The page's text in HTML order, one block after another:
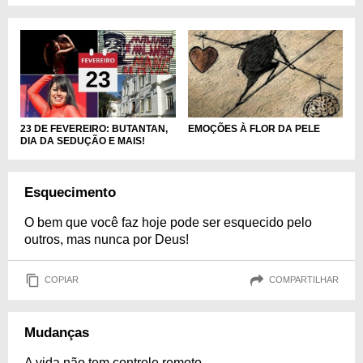
23 DE FEVEREIRO: BUTANTAN,
DIA DA SEDUÇÃO E MAIS!
EMOÇÕES À FLOR DA PELE
Esquecimento
O bem que você faz hoje pode ser esquecido pelo
outros, mas nunca por Deus!
COPIAR COMPARTILHAR
Mudanças